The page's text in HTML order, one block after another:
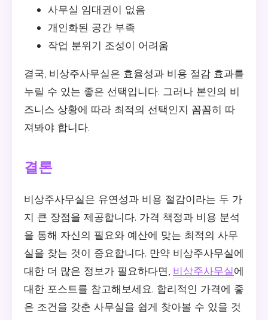
사무실 임대권이 없음
개인화된 공간 부족
작업 분위기 조성이 어려움
결국, 비상주사무실은 효율성과 비용 절감 효과를
누릴 수 있는 좋은 선택입니다. 그러나 본인의 비
즈니스 상황에 따라 최적의 선택인지 꼼꼼히 따
져봐야 합니다.
결론
비상주사무실은 유연성과 비용 절감이라는 두 가
지 큰 장점을 제공합니다. 가격 책정과 비용 분석
을 통해 자신의 필요와 예산에 맞는 최적의 사무
실을 찾는 것이 중요합니다. 만약 비상주사무실에
대한 더 많은 정보가 필요하다면, 비상주사무실에
대한 포스트를 참고해보세요. 합리적인 가격에 좋
은 조건을 갖춘 사무실을 쉽게 찾아볼 수 있을 것